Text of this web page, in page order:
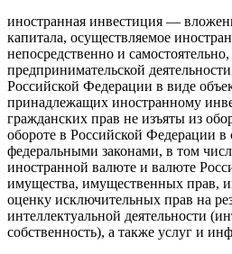
иностранная инвестиция —
капитала, осуществляемое
непосредственно и
предпринимательской
Российской Федерации в виде
принадлежащих иностранному
гражданских прав не изъяты из
обороте в Российской Федерации в
федеральными законами, в том
иностранной валюте и валюте
имущества, имущественных прав,
оценку исключительных прав на
интеллектуальной деятельности
собственность), а также услуг и